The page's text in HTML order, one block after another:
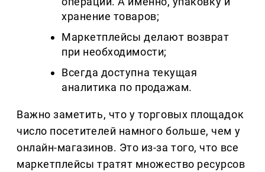
хранение товаров;
Маркетплейсы делают возврат
при необходимости;
Всегда доступна текущая
аналитика по продажам.
Важно заметить, что у торговых площадок
число посетителей намного больше, чем у
онлайн-магазинов. Это из-за того, что все
маркетплейсы тратят множество ресурсов